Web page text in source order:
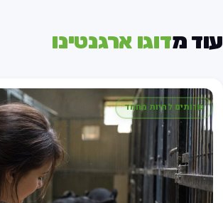
מדוגו ארגנטינו
שרותים לחיות מחמד